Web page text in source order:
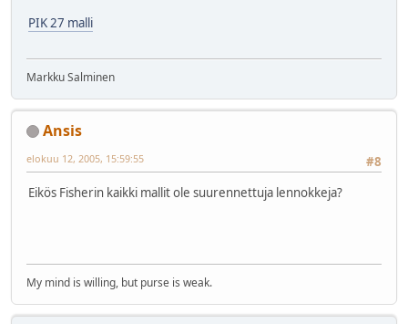
PIK 27 malli
Markku Salminen
Ansis
#8
elokuu 12, 2005, 15:59:55
Eikös Fisherin kaikki mallit ole suurennettuja lennokkeja?
My mind is willing, but purse is weak.